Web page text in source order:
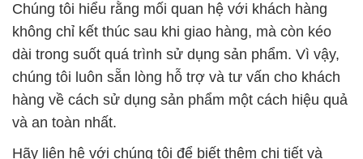
Chúng tôi hiểu rằng mối quan hệ với khách hàng
không chỉ kết thúc sau khi giao hàng, mà còn kéo
dài trong suốt quá trình sử dụng sản phẩm. Vì vậy,
chúng tôi luôn sẵn lòng hỗ trợ và tư vấn cho khách
hàng về cách sử dụng sản phẩm một cách hiệu quả
và an toàn nhất.
Hãy liên hệ với chúng tôi để biết thêm chi tiết và